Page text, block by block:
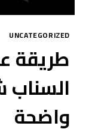
UNCATEGORIZED
طريقة
واضحة